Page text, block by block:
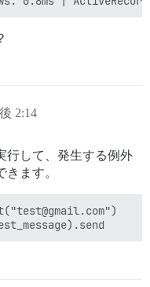
2:14
行して、発生する例外
ます。